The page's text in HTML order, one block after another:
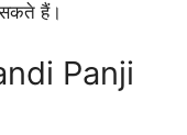
सकते हैं।
Panji